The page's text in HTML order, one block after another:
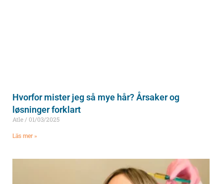
Hvorfor mister jeg så mye hår? Årsaker og
løsninger forklart
Atle 01/03/2025
Läs mer »